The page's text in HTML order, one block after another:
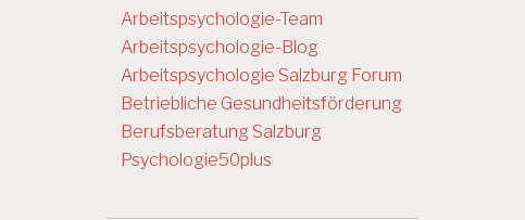
Arbeitspsychologie-Team
Arbeitspsychologie-Blog
Arbeitspsychologie Salzburg Forum
Betriebliche Gesundheitsförderung
Berufsberatung Salzburg
Psychologie50plus